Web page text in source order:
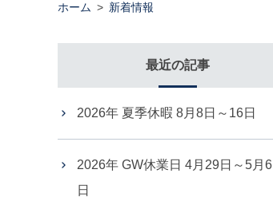
ホーム 新着情報
最近の記事
2026年 夏季休暇 8月8日～16日
2026年 GW休業日 4月29日～5月6
日